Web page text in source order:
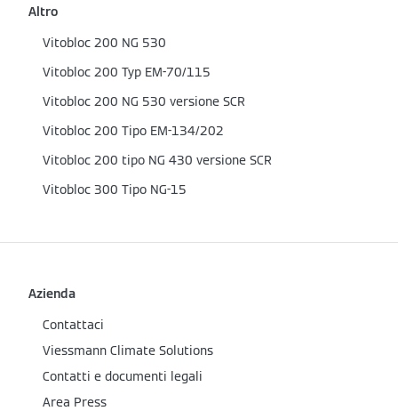
Altro
Vitobloc 200 NG 530
Vitobloc 200 Typ EM-70/115
Vitobloc 200 NG 530 versione SCR
Vitobloc 200 Tipo EM-134/202
Vitobloc 200 tipo NG 430 versione SCR
Vitobloc 300 Tipo NG-15
Azienda
Contattaci
Viessmann Climate Solutions
Contatti e documenti legali
Area Press